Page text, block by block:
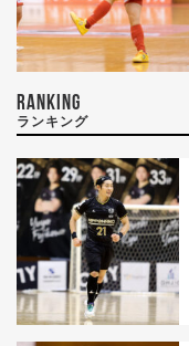
RANKING
ランキング